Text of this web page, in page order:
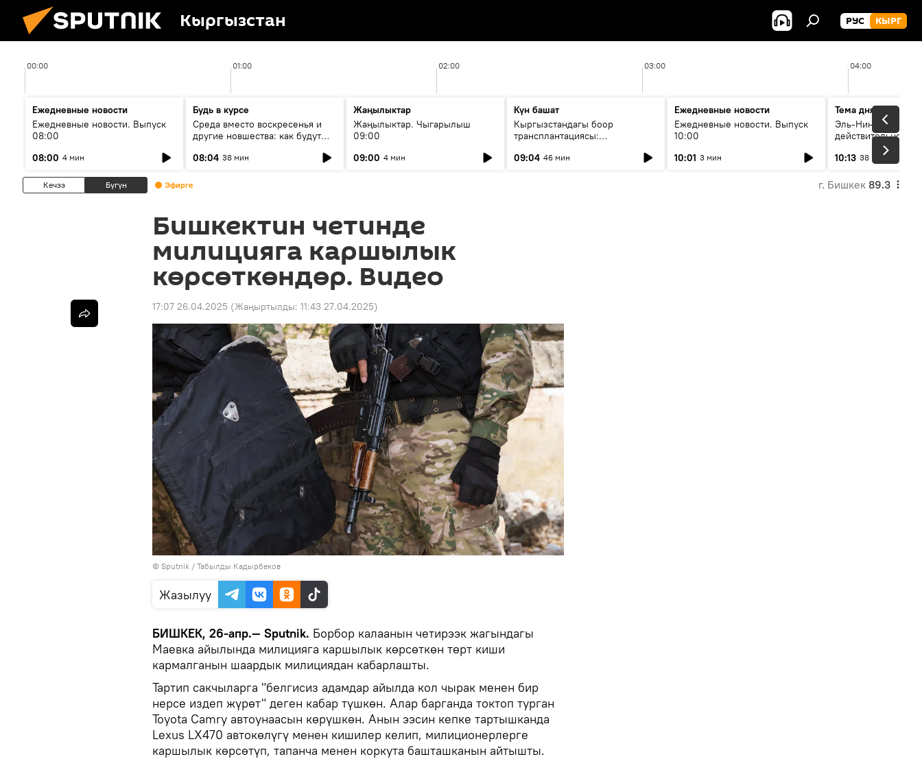
Кыргызстан РУС КЫРГ
00:00 01:00 02:00 03:00 04:00
Ежедневные новости
Ежедневные новости. Выпуск
08:00
08:00 4 мин
Будь в курсе
Среда вместо воскресенья и
другие новшества: как будут
08:04 38 мин
Жаңылыктар
Жаңылыктар. Чыгарылыш
09:00
09:00 4 мин
Күн башат
Кыргызстандагы боор
трансплантациясы:
келечеги
09:04 46 мин
Ежедневные новости
Ежедневные новости. Выпуск
10:00
10:01 3 мин
Тема дня
Эль-Ниньо, жара и
действительно
погоду в
10:13 38 мин
Кечээ Бүгүн Эфирге г. Бишкек 89.3
Бишкектин четинде
милицияга каршылык
көрсөткөндөр. Видео
17:07 26.04.2025 (Жаңыртылды: 11:43 27.04.2025)
© Sputnik / Табылды Кадырбеков
Жазылуу
БИШКЕК, 26-апр.— Sputnik. Борбор калаанын четирээк жагындагы
Маевка айылында милицияга каршылык көрсөткөн төрт киши
кармалганын шаардык милициядан кабарлашты.
Тартип сакчыларга "белгисиз адамдар айылда кол чырак менен бир
нерсе издеп жүрөт" деген кабар түшкөн. Алар барганда токтоп турган
Toyota Camry автоунаасын көрүшкөн. Анын ээсин кепке тартышканда
Lexus LX470 автокөлүгү менен кишилер келип, милиционерлерге
каршылык көрсөтүп, тапанча менен коркута башташканын айтышты.